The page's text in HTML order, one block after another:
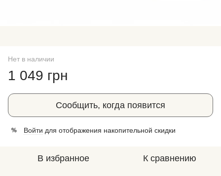
Нет в наличии
1 049 грн
Сообщить, когда появится
% Войти для отображения накопительной скидки
В избранное К сравнению